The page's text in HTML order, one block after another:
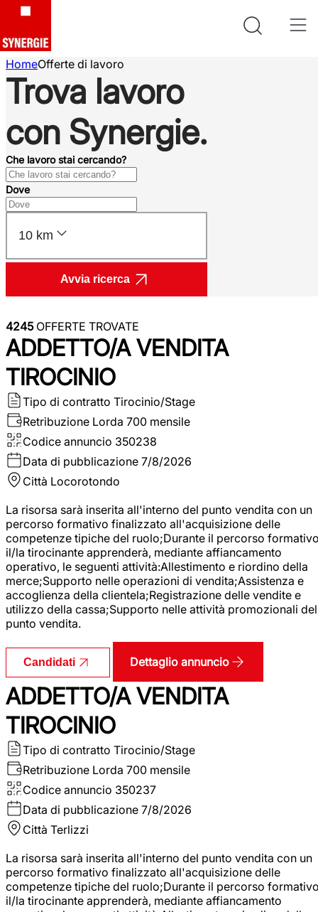
HomeOfferte di lavoro
Trova lavoro
con Synergie.
Che lavoro stai cercando?
Dove
10 km
Avvia ricerca
4245OFFERTE TROVATE
ADDETTO/A VENDITA
TIROCINIO
Tipo di contratto Tirocinio/Stage
Retribuzione Lorda 700 mensile
Codice annuncio 350238
Data di pubblicazione 7/8/2026
Città Locorotondo
La risorsa sarà inserita all'interno del punto vendita con un
percorso formativo finalizzato all'acquisizione delle
competenze tipiche del ruolo;Durante il percorso
il/la tirocinante apprenderà, mediante affiancamento
operativo, le seguenti attività:Allestimento e riordino della
merce;Supporto nelle operazioni di vendita;Assistenza e
accoglienza della clientela;Registrazione delle vendite e
utilizzo della cassa;Supporto nelle attività promozionali del
punto vendita.
Candidati Dettaglio annuncio
ADDETTO/A VENDITA
TIROCINIO
Tipo di contratto Tirocinio/Stage
Retribuzione Lorda 700 mensile
Codice annuncio 350237
Data di pubblicazione 7/8/2026
Città Terlizzi
La risorsa sarà inserita all'interno del punto vendita con un
percorso formativo finalizzato all'acquisizione delle
competenze tipiche del ruolo;Durante il percorso
il/la tirocinante apprenderà, mediante affiancamento